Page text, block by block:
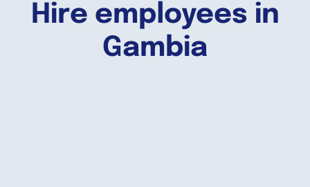
Hire employees in
Gambia
Pourquoi Lano?